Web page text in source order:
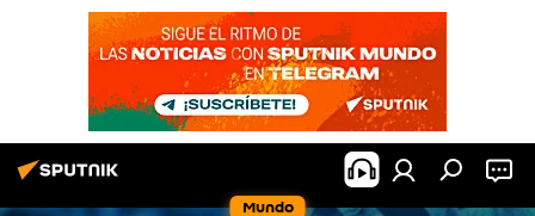
Mundo